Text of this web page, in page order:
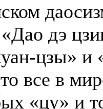
дэ
цзы» и
все в
«цу» и